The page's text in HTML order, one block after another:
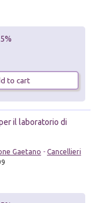
to cart
il laboratorio di
Gaetano - Cancellieri